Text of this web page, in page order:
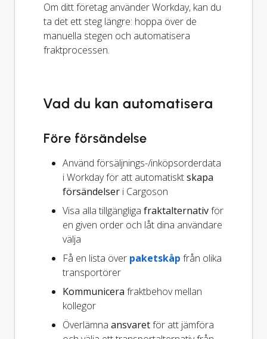
Om ditt företag använder Workday, kan du
ta det ett steg längre: hoppa över de
manuella stegen och automatisera
fraktprocessen.
Vad du kan automatisera
Före försändelse
Använd försäljnings-/inköpsorderdata
i Workday för att automatisktskapa
försändelser i Cargoson
Visa alla tillgängliga fraktalternativför
en given order och låt dina användare
välja
Få en lista över paketskåp från olika
transportörer
Kommunicera fraktbehov mellan
kollegor
Överlämna ansvaretför att jämföra